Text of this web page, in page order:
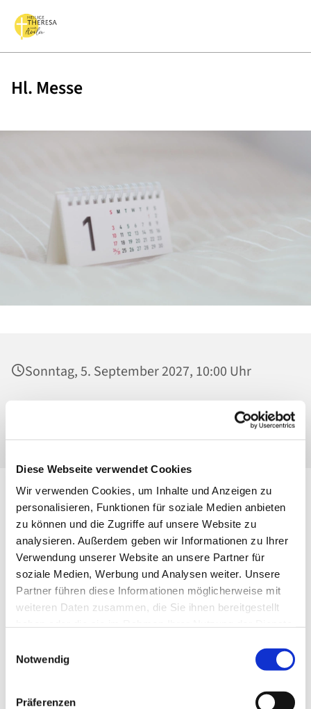
Diese Webseite verwendet Cookies
Wir verwenden Cookies, um Inhalte und Anzeigen zu
personalisieren, Funktionen für soziale Medien anbieten
zu können und die Zugriffe auf unsere Website zu
analysieren. Außerdem geben wir Informationen zu Ihrer
Verwendung unserer Website an unsere Partner für
soziale Medien, Werbung und Analysen weiter. Unsere
Partner führen diese Informationen möglicherweise mit
weiteren Daten zusammen, die Sie ihnen bereitgestellt
Notwendig
Präferenzen
Hl. Messe
Sonntag, 5. September 2027, 10:00 Uhr
St. Josef - Berlin-Weißensee, Pfarrkirche,